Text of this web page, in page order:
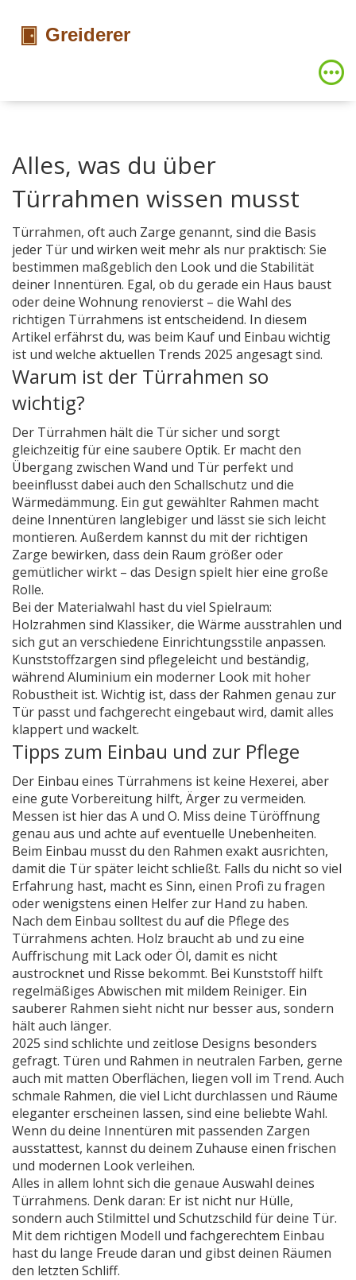
Alles, was du über
Türrahmen wissen musst
Türrahmen, oft auch Zarge genannt, sind die Basis
jeder Tür und wirken weit mehr als nur praktisch: Sie
bestimmen maßgeblich den Look und die Stabilität
deiner Innentüren. Egal, ob du gerade ein Haus baust
oder deine Wohnung renovierst – die Wahl des
richtigen Türrahmens ist entscheidend. In diesem
Artikel erfährst du, was beim Kauf und Einbau wichtig
ist und welche aktuellen Trends 2025 angesagt sind.
Warum ist der Türrahmen so
wichtig?
Der Türrahmen hält die Tür sicher und sorgt
gleichzeitig für eine saubere Optik. Er macht den
Übergang zwischen Wand und Tür perfekt und
beeinflusst dabei auch den Schallschutz und die
Wärmedämmung. Ein gut gewählter Rahmen macht
deine Innentüren langlebiger und lässt sie sich leicht
montieren. Außerdem kannst du mit der richtigen
Zarge bewirken, dass dein Raum größer oder
gemütlicher wirkt – das Design spielt hier eine große
Rolle.
Bei der Materialwahl hast du viel Spielraum:
Holzrahmen sind Klassiker, die Wärme ausstrahlen und
sich gut an verschiedene Einrichtungsstile anpassen.
Kunststoffzargen sind pflegeleicht und beständig,
während Aluminium ein moderner Look mit hoher
Robustheit ist. Wichtig ist, dass der Rahmen genau zur
Tür passt und fachgerecht eingebaut wird, damit alles
klappert und wackelt.
Tipps zum Einbau und zur Pflege
Der Einbau eines Türrahmens ist keine Hexerei, aber
eine gute Vorbereitung hilft, Ärger zu vermeiden.
Messen ist hier das A und O. Miss deine Türöffnung
genau aus und achte auf eventuelle Unebenheiten.
Beim Einbau musst du den Rahmen exakt ausrichten,
damit die Tür später leicht schließt. Falls du nicht so viel
Erfahrung hast, macht es Sinn, einen Profi zu fragen
oder wenigstens einen Helfer zur Hand zu haben.
Nach dem Einbau solltest du auf die Pflege des
Türrahmens achten. Holz braucht ab und zu eine
Auffrischung mit Lack oder Öl, damit es nicht
austrocknet und Risse bekommt. Bei Kunststoff hilft
regelmäßiges Abwischen mit mildem Reiniger. Ein
sauberer Rahmen sieht nicht nur besser aus, sondern
hält auch länger.
2025 sind schlichte und zeitlose Designs besonders
gefragt. Türen und Rahmen in neutralen Farben, gerne
auch mit matten Oberflächen, liegen voll im Trend. Auch
schmale Rahmen, die viel Licht durchlassen und Räume
eleganter erscheinen lassen, sind eine beliebte Wahl.
Wenn du deine Innentüren mit passenden Zargen
ausstattest, kannst du deinem Zuhause einen frischen
und modernen Look verleihen.
Alles in allem lohnt sich die genaue Auswahl deines
Türrahmens. Denk daran: Er ist nicht nur Hülle,
sondern auch Stilmittel und Schutzschild für deine Tür.
Mit dem richtigen Modell und fachgerechtem Einbau
hast du lange Freude daran und gibst deinen Räumen
den letzten Schliff.